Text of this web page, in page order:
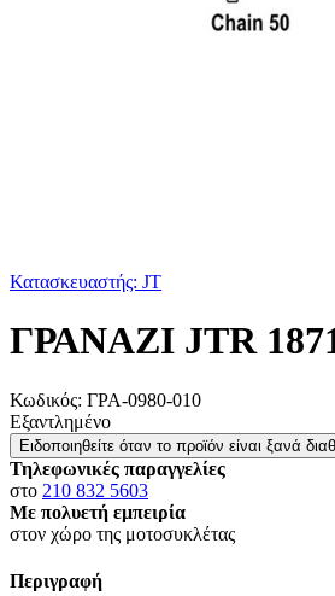
Κατασκευαστής: JT
ΓΡΑΝΑΖΙ JTR
Κωδικός: ΓΡΑ-0980-010
Εξαντλημένο
Ειδοποιηθείτε όταν το προϊόν είναι ξανά
Τηλεφωνικές παραγγελίες
στο 210 832 5603
Με πολυετή εμπειρία
στον χώρο της μοτοσυκλέτας
Περιγραφή